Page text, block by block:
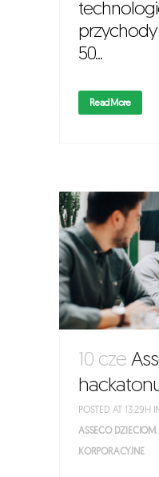
przychody
50...
Read More
10 cze
POSTED AT 13:29H
ASSECO DZIECIOM,
KORPORACYJNE